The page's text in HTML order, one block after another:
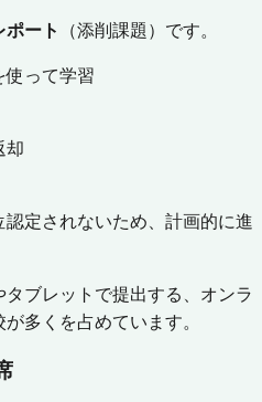
ポート （添削課題）です。
使って学習
却
定されないため、計画的に進
ブレットで提出する、オンラ
多くを占めています。